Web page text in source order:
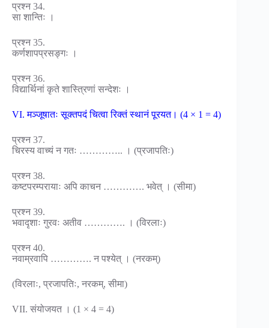
प्रश्न 34.
सा शान्तिः ।
प्रश्न 35.
कर्णशापप्रसङ्गः ।
प्रश्न 36.
विद्यार्थिनां कृते शास्त्रिणां सन्देशः ।
VI. मञ्जूषातः सूक्तपदं चित्वा रिक्तं स्थानं पूरयत। (4 × 1 = 4)
प्रश्न 37.
चिरस्य वाच्यं न गतः ………….. । (प्रजापतिः)
प्रश्न 38.
कष्टपरम्परायाः अपि काचन …………. भवेत् । (सीमा)
प्रश्न 39.
भवादृशाः गुरवः अतीव …………. । (विरलाः)
प्रश्न 40.
नवाम्रवापि …………. न पश्येत् । (नरकम्)
(विरलाः, प्रजापतिः, नरकम्, सीमा)
VII. संयोजयत । (1 × 4 = 4)